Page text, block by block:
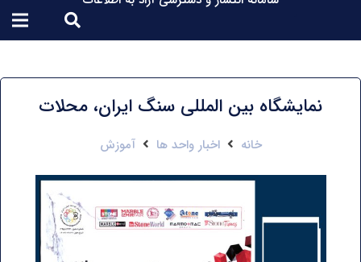
نمایشگاه بین المللی سنگ ایران، محلات
خانه اخبار واحد ها آموزش